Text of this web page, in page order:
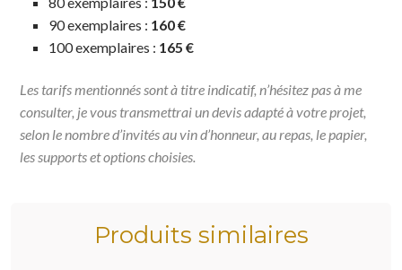
90 exemplaires : 160 €
100 exemplaires : 165 €
Les tarifs mentionnés sont à titre indicatif, n’hésitez pas à me
consulter, je vous transmettrai un devis adapté à votre projet,
selon le nombre d’invités au vin d’honneur, au repas, le papier,
les supports et options choisies.
Produits similaires